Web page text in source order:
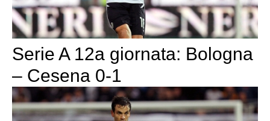
Serie A 12a giornata: Bologna
– Cesena 0-1